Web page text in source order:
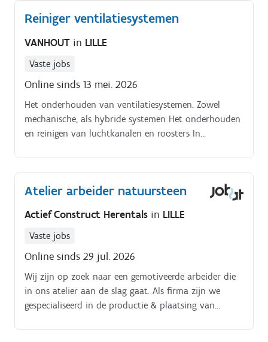
weet!
Reiniger ventilatiesystemen
VANHOUT in LILLE
Vaste jobs
Online sinds 13 mei. 2026
Het onderhouden van ventilatiesystemen. Zowel
mechanische, als hybride systemen Het onderhouden
en reinigen van luchtkanalen en roosters In
borstel systemen wordt uitgevoerd, hanteert Com.
Atelier arbeider natuursteen
Actief Construct Herentals in LILLE
Vaste jobs
Online sinds 29 jul. 2026
Wij zijn op zoek naar een gemotiveerde arbeider die
in ons atelier aan de slag gaat. Als firma zijn we
gespecialiseerd in de productie & plaatsing van